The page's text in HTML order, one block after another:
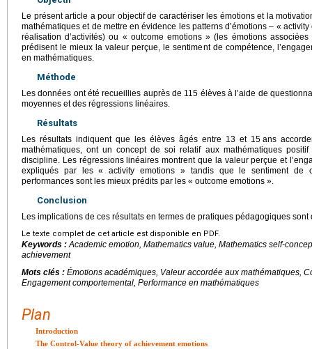
Le présent article a pour objectif de caractériser les émotions et la
mathématiques et de mettre en évidence les patterns d’émotions – «
réalisation d’activités) ou « outcome emotions » (les émotions
prédisent le mieux la valeur perçue, le sentiment de compétence,
en mathématiques.
Méthode
Les données ont été recueillies auprès de 115 élèves à l’aide de
moyennes et des régressions linéaires.
Résultats
Les résultats indiquent que les élèves âgés entre 13 et 15 ans
mathématiques, ont un concept de soi relatif aux mathématiques positif
discipline. Les régressions linéaires montrent que la valeur perçue et
expliqués par les « activity emotions » tandis que le sentiment de
performances sont les mieux prédits par les « outcome emotions ».
Conclusion
Les implications de ces résultats en termes de pratiques pédagogiques sont
Le texte complet de cet article est disponible en PDF.
Keywords :Academic emotion, Mathematics value, Mathematics self-
achievement
Mots clés : Émotions académiques, Valeur accordée aux mathématiques,
Engagement comportemental, Performance en mathématiques
Plan
Introduction
The Control-Value theory of achievement emotions